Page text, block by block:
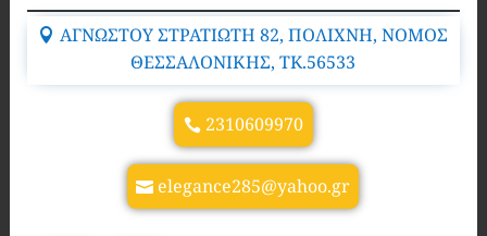
ΑΓΝΩΣΤΟΥ ΣΤΡΑΤΙΩΤΗ 82, ΠΟΛΙΧΝΗ, ΝΟΜΟΣ
ΘΕΣΣΑΛΟΝΙΚΗΣ, TK.56533
2310609970
elegance285@yahoo.gr